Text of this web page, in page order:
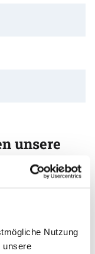
Nutzung
unsere
unsere